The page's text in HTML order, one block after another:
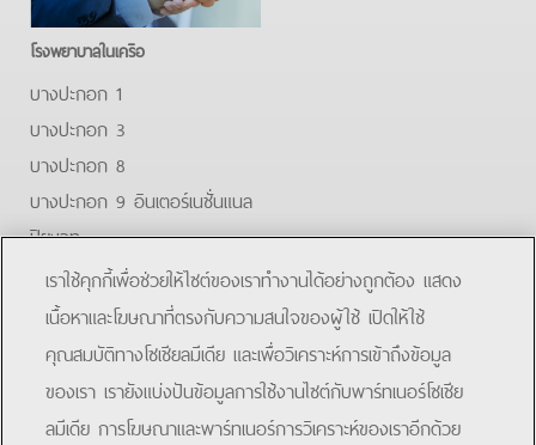
โรงพยาบาลในเครือ
บางปะกอก 1
บางปะกอก 3
บางปะกอก 8
บางปะกอก 9 อินเตอร์เนชั่นแนล
ปิยะเวท
บางปะกอก-รังสิต 2
บางปะกอกสมุทรปราการ
FacebookYoutube
เราใช้คุกกี้เพื่อช่วยให้ไซต์ของเราทำงานได้อย่างถูกต้อง แสดง
เนื้อหาและโฆษณาที่ตรงกับความสนใจของผู้ใช้ เปิดให้ใช้
คุณสมบัติทางโซเชียลมีเดีย และเพื่อวิเคราะห์การเข้าถึงข้อมูล
ของเรา เรายังแบ่งปันข้อมูลการใช้งานไซต์กับพาร์ทเนอร์โซเชีย
ลมีเดีย การโฆษณาและพาร์ทเนอร์การวิเคราะห์ของเราอีกด้วย